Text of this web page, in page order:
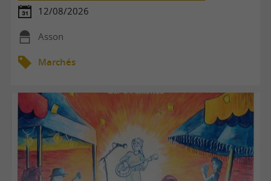
12/08/2026
Asson
Marchés